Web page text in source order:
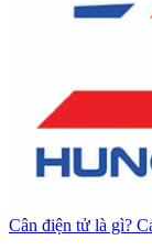
Cân điện tử là gì?